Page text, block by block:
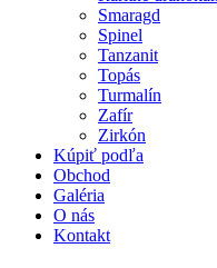
Smaragd
Spinel
Tanzanit
Topás
Turmalín
Zafír
Zirkón
Kúpiť podľa
Obchod
Galéria
O nás
Kontakt